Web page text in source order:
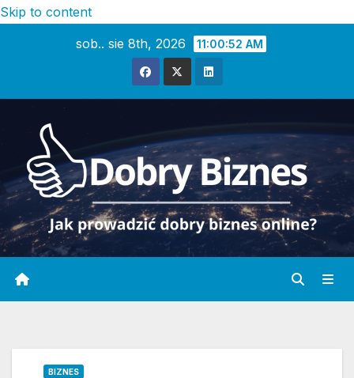
Skip to content
sob.. sie 8th, 2026
11:00:53 AM
BIZNES